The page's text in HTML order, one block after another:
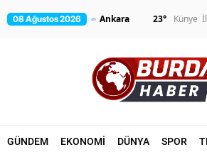
08 Ağustos 2026 23° Künye
GÜNDEM EKONOMİ DÜNYA SPOR